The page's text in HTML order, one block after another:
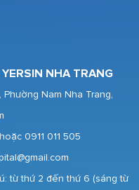
NHA TRANG
Nam Nha Trang,
0911 011 505
từ thứ 2 đến thứ 6 (sáng từ